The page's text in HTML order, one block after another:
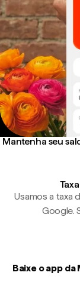
Mantenha seu
Usamos a taxa
Google.
Baixe o app